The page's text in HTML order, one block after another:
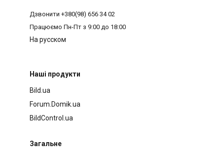
Дзвонити +380(98) 656 34 02
Працюємо Пн-Пт з 9:00 до 18:00
На русском
Наші продукти
Bild.ua
Forum.Domik.ua
BildControl.ua
Загальне